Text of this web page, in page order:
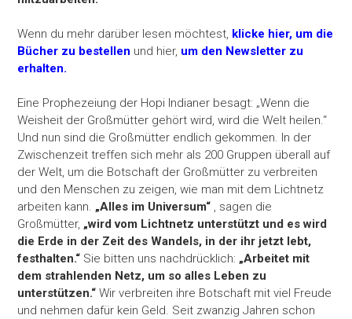
Wenn du mehr darüber lesen möchtest, klicke hier, um die
Bücher zu bestellen und hier, um den Newsletter zu
erhalten.
Eine Prophezeiung der Hopi Indianer besagt: „Wenn die
Weisheit der Großmütter gehört wird, wird die Welt heilen.“
Und nun sind die Großmütter endlich gekommen. In der
Zwischenzeit treffen sich mehr als 200 Gruppen überall auf
der Welt, um die Botschaft der Großmütter zu verbreiten
und den Menschen zu zeigen, wie man mit dem Lichtnetz
arbeiten kann. „Alles im Universum“ , sagen die
Großmütter, „wird vom Lichtnetz unterstützt und es wird
die Erde in der Zeit des Wandels, in der ihr jetzt lebt,
festhalten.“ Sie bitten uns nachdrücklich: „Arbeitet mit
dem strahlenden Netz, um so alles Leben zu
unterstützen.“Wir verbreiten ihre Botschaft mit viel Freude
und nehmen dafür kein Geld. Seit zwanzig Jahren schon